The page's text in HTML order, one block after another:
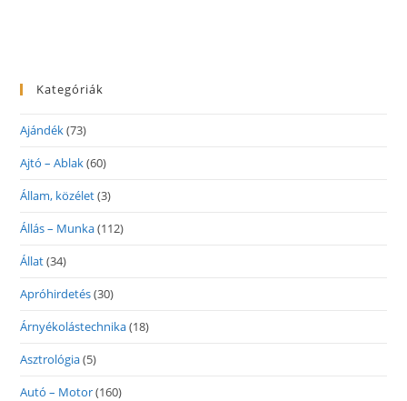
Kategóriák
Ajándék(73)
Ajtó – Ablak(60)
Állam, közélet(3)
Állás – Munka(112)
Állat(34)
Apróhirdetés(30)
Árnyékolástechnika(18)
Asztrológia(5)
Autó – Motor(160)